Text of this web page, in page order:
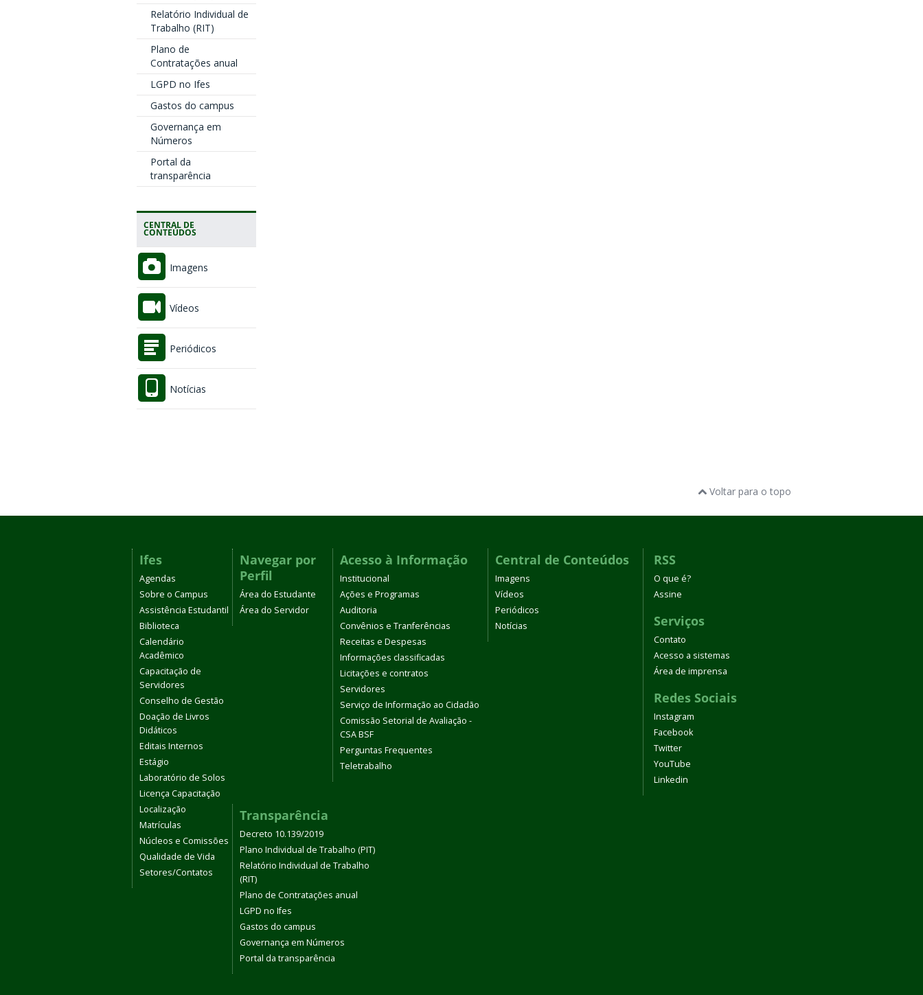
Relatório Individual de
Trabalho (RIT)
Plano de
Contratações anual
LGPD no Ifes
Gastos do campus
Governança em
Números
Portal da
transparência
CENTRAL DE
CONTEÚDOS
Imagens
Vídeos
Periódicos
Notícias
Voltar para o topo
Ifes
Agendas
Sobre o Campus
Assistência Estudantil
Biblioteca
Calendário
Acadêmico
Capacitação de
Servidores
Conselho de Gestão
Doação de Livros
Didáticos
Editais Internos
Estágio
Laboratório de Solos
Licença Capacitação
Localização
Matrículas
Núcleos e Comissões
Qualidade de Vida
Setores/Contatos
Navegar por
Perfil
Área do Estudante
Área do Servidor
Acesso à Informação
Institucional
Ações e Programas
Auditoria
Convênios e Tranferências
Receitas e Despesas
Informações classificadas
Licitações e contratos
Servidores
Serviço de Informação ao Cidadão
Comissão Setorial de Avaliação -
CSA BSF
Perguntas Frequentes
Teletrabalho
Central de Conteúdos
Imagens
Vídeos
Periódicos
Notícias
RSS
O que é?
Assine
Serviços
Contato
Acesso a sistemas
Área de imprensa
Redes Sociais
Instagram
Facebook
Twitter
YouTube
Linkedin
Transparência
Decreto 10.139/2019
Plano Individual de Trabalho (PIT)
Relatório Individual de Trabalho
(RIT)
Plano de Contratações anual
LGPD no Ifes
Gastos do campus
Governança em Números
Portal da transparência